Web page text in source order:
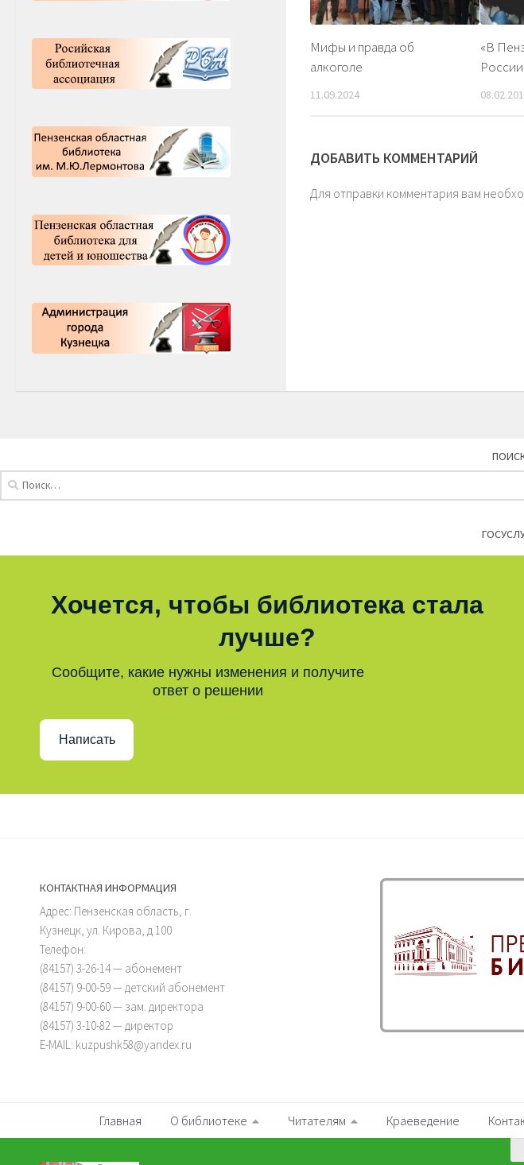
Мифы и правда об
алкоголе
11.09.2024
«В
ДОБАВИТЬ КОММЕНТАРИЙ
Для отправки комментария вам
Хочется, чтобы библиотека стала
лучше?
Сообщите, какие нужны изменения и получите
ответ о решении
Написать
КОНТАКТНАЯ ИНФОРМАЦИЯ
Адрес: Пензенская область, г.
Кузнецк, ул. Кирова, д.100
Телефон:
(84157) 3-26-14 — абонемент
(84157) 9-00-59 — детский абонемент
(84157) 9-00-60 — зам. директора
(84157) 3-10-82 — директор
E-MAIL: kuzpushk58@yandex.ru
Главная О библиотеке Читателям Краеведение